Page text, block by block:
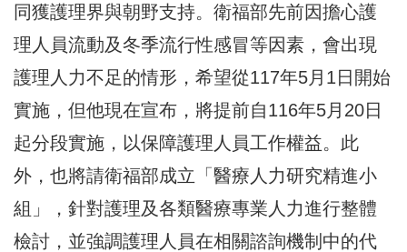
同獲護理界與朝野支持。衛福部先前因擔心護
理人員流動及冬季流行性感冒等因素，會出現
護理人力不足的情形，希望從117年5月1日開始
實施，但他現在宣布，將提前自116年5月20日
起分段實施，以保障護理人員工作權益。此
外，也將請衛福部成立「醫療人力研究精進小
組」，針對護理及各類醫療專業人力進行整體
檢討，並強調護理人員在相關諮詢機制中的代